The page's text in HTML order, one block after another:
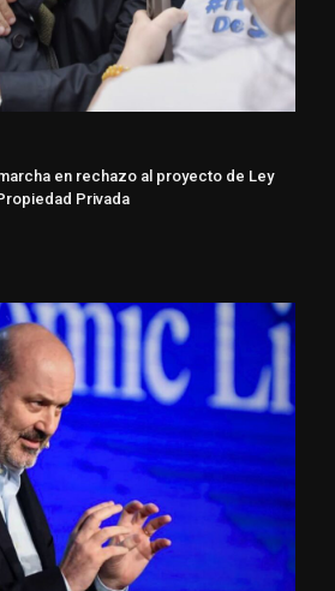
en rechazo al proyecto de Ley
Privada